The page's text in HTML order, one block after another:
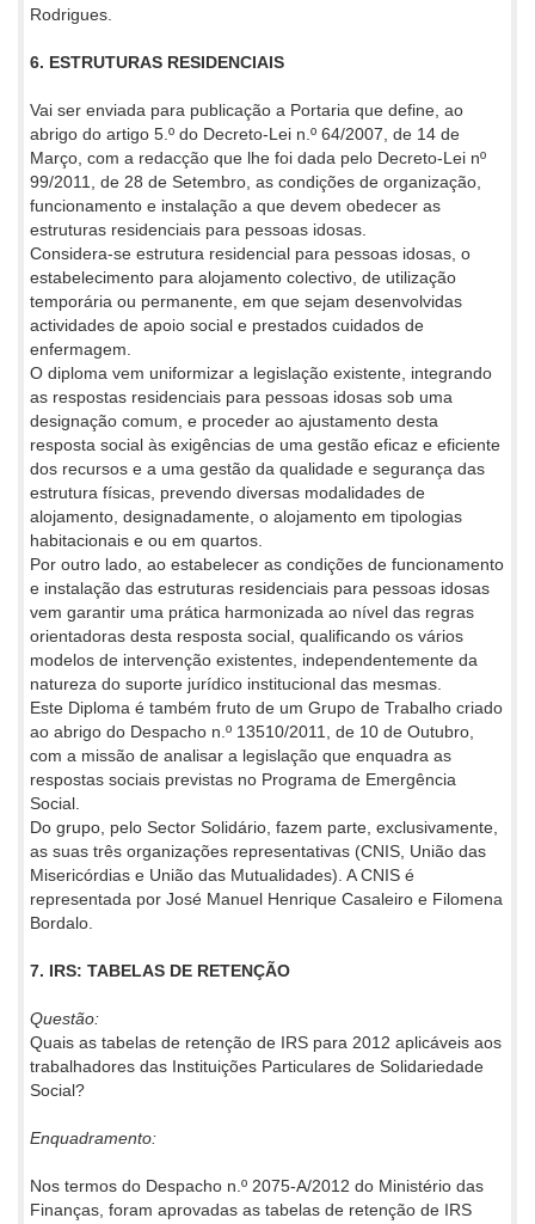
Rodrigues.
6. ESTRUTURAS RESIDENCIAIS
Vai ser enviada para publicação a Portaria que define, ao
abrigo do artigo 5.º do Decreto-Lei n.º 64/2007, de 14 de
Março, com a redacção que lhe foi dada pelo Decreto-Lei nº
99/2011, de 28 de Setembro, as condições de organização,
funcionamento e instalação a que devem obedecer as
estruturas residenciais para pessoas idosas.
Considera-se estrutura residencial para pessoas idosas, o
estabelecimento para alojamento colectivo, de utilização
temporária ou permanente, em que sejam desenvolvidas
actividades de apoio social e prestados cuidados de
enfermagem.
O diploma vem uniformizar a legislação existente, integrando
as respostas residenciais para pessoas idosas sob uma
designação comum, e proceder ao ajustamento desta
resposta social às exigências de uma gestão eficaz e eficiente
dos recursos e a uma gestão da qualidade e segurança das
estrutura físicas, prevendo diversas modalidades de
alojamento, designadamente, o alojamento em tipologias
habitacionais e ou em quartos.
Por outro lado, ao estabelecer as condições de funcionamento
e instalação das estruturas residenciais para pessoas idosas
vem garantir uma prática harmonizada ao nível das regras
orientadoras desta resposta social, qualificando os vários
modelos de intervenção existentes, independentemente da
natureza do suporte jurídico institucional das mesmas.
Este Diploma é também fruto de um Grupo de Trabalho criado
ao abrigo do Despacho n.º 13510/2011, de 10 de Outubro,
com a missão de analisar a legislação que enquadra as
respostas sociais previstas no Programa de Emergência
Social.
Do grupo, pelo Sector Solidário, fazem parte, exclusivamente,
as suas três organizações representativas (CNIS, União das
Misericórdias e União das Mutualidades). A CNIS é
representada por José Manuel Henrique Casaleiro e Filomena
Bordalo.
7. IRS: TABELAS DE RETENÇÃO
Questão:
Quais as tabelas de retenção de IRS para 2012 aplicáveis aos
trabalhadores das Instituições Particulares de Solidariedade
Social?
Enquadramento:
Nos termos do Despacho n.º 2075-A/2012 do Ministério das
Finanças, foram aprovadas as tabelas de retenção de IRS